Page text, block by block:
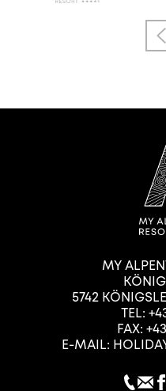
MY
5742
TEL:
FAX:
E-MAIL: